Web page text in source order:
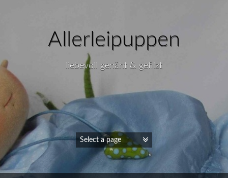
Allerleipuppen
liebevoll genäht & gefilzt